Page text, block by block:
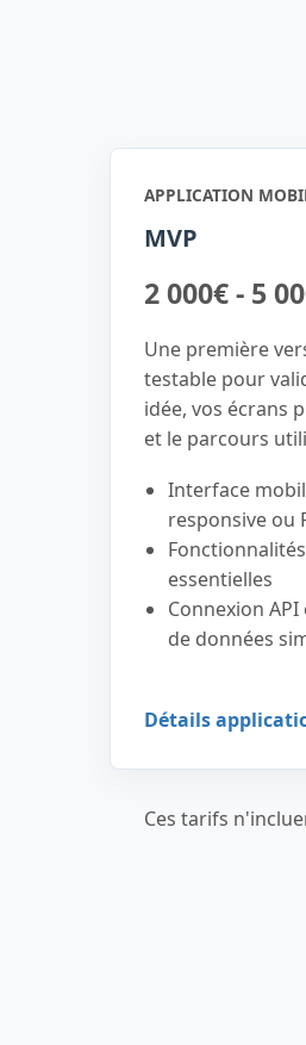
APPLICATION
MVP
2 000€ - 5
Une première
testable pour
idée, vos écrans
et le parcours
Interface
responsive ou
Fonctionnalités
essentielles
Connexion API
de données
Détails
Ces tarifs